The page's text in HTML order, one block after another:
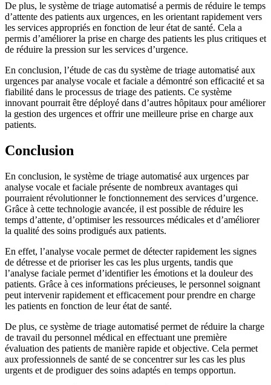
De plus, le système de triage automatisé a permis de réduire le temps
d’attente des patients aux urgences, en les orientant rapidement vers
les services appropriés en fonction de leur état de santé. Cela a
permis d’améliorer la prise en charge des patients les plus critiques et
de réduire la pression sur les services d’urgence.
En conclusion, l’étude de cas du système de triage automatisé aux
urgences par analyse vocale et faciale a démontré son efficacité et sa
fiabilité dans le processus de triage des patients. Ce système
innovant pourrait être déployé dans d’autres hôpitaux pour améliorer
la gestion des urgences et offrir une meilleure prise en charge aux
patients.
Conclusion
En conclusion, le système de triage automatisé aux urgences par
analyse vocale et faciale présente de nombreux avantages qui
pourraient révolutionner le fonctionnement des services d’urgence.
Grâce à cette technologie avancée, il est possible de réduire les
temps d’attente, d’optimiser les ressources médicales et d’améliorer
la qualité des soins prodigués aux patients.
En effet, l’analyse vocale permet de détecter rapidement les signes
de détresse et de prioriser les cas les plus urgents, tandis que
l’analyse faciale permet d’identifier les émotions et la douleur des
patients. Grâce à ces informations précieuses, le personnel soignant
peut intervenir rapidement et efficacement pour prendre en charge
les patients en fonction de leur état de santé.
De plus, ce système de triage automatisé permet de réduire la charge
de travail du personnel médical en effectuant une première
évaluation des patients de manière rapide et objective. Cela permet
aux professionnels de santé de se concentrer sur les cas les plus
urgents et de prodiguer des soins adaptés en temps opportun.